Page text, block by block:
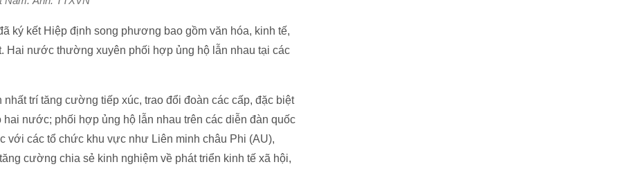
ký kết Hiệp định song phương bao gồm văn hóa, kinh tế,
Hai nước thường xuyên phối hợp ủng hộ lẫn nhau tại các
trí tăng cường tiếp xúc, trao đổi đoàn các cấp, đặc biệt
hai nước; phối hợp ủng hộ lẫn nhau trên các diễn đàn quốc
với các tổ chức khu vực như Liên minh châu Phi (AU),
cường chia sẻ kinh nghiệm về phát triển kinh tế xã hội,